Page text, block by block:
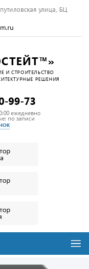
улица, БЦ
И СТРОИТЕЛЬСТВО
РЕШЕНИЯ
99-73
ежедневно
по записи